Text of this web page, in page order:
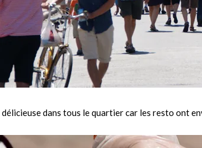
délicieuse dans tous le quartier car les resto ont